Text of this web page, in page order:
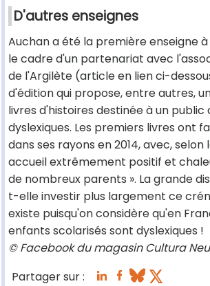
D'autres enseignes
Auchan a été la première enseigne
le cadre d'un partenariat avec
de l'Argilète (article en lien ci-
d'édition qui propose, entre autres,
livres d'histoires destinée à un public
dyslexiques. Les premiers livres ont
dans ses rayons en 2014, avec, selon
accueil extrêmement positif et
de nombreux parents ». La grande
t-elle investir plus largement ce
existe puisqu'on considère qu'en
enfants scolarisés sont dyslexiques !
© Facebook du magasin Cultura
Partager sur :